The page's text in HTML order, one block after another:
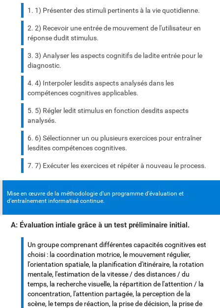
1) Présenter des stimuli pertinents à la vie quotidienne.
2) Recevoir une entrée de mouvement de l'utilisateur en
réponse dudit stimulus.
3) Analyser les aspects cognitifs de ladite entrée pour le
diagnostic.
4) Interpoler lesdits aspects analysés dans les
compétences cognitives applicables.
5) Régler ledit stimulus en fonction desdits aspects
analysés.
6) Sélectionner un ou plusieurs exercices pour entraîner
lesdites compétences cognitives.
7) Exécuter les exercices et répéter à nouveau le process.
Mise en œuvre de la méthodologie d'un programme d'évaluation et
d'entraînement informatisé continue.
A: Évaluation intiale grâce à un test préliminaire initial.
Un groupe comprenant différentes capacités cognitives est
choisi : la coordination motrice, le mouvement régulier,
l'orientation spatiale, la planification d'itinéraire, la rotation
mentale, l'estimation de la vitesse / des distances / du
temps, la recherche visuelle, la répartition de l'attention / la
concentration, l'attention partagée, la perception de la
scène, le temps de réaction, la prise de décision, la prise de